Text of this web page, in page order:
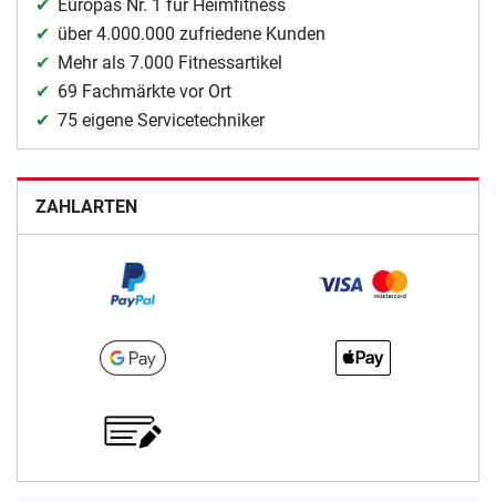
Europas Nr. 1 für Heimfitness
über 4.000.000 zufriedene Kunden
Mehr als 7.000 Fitnessartikel
69 Fachmärkte vor Ort
75 eigene Servicetechniker
ZAHLARTEN